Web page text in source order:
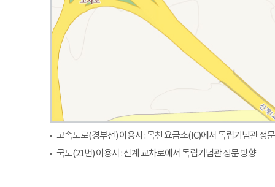
고속도로(경부선) 이용시 : 목천 요금소(IC)에서 독립기념관 정
국도(21번) 이용시 : 신계 교차로에서 독립기념관 정문 방향